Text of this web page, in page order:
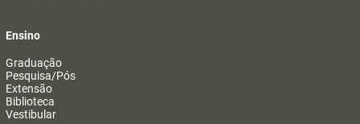
Ensino
Graduação
Pesquisa/Pós
Extensão
Biblioteca
Vestibular